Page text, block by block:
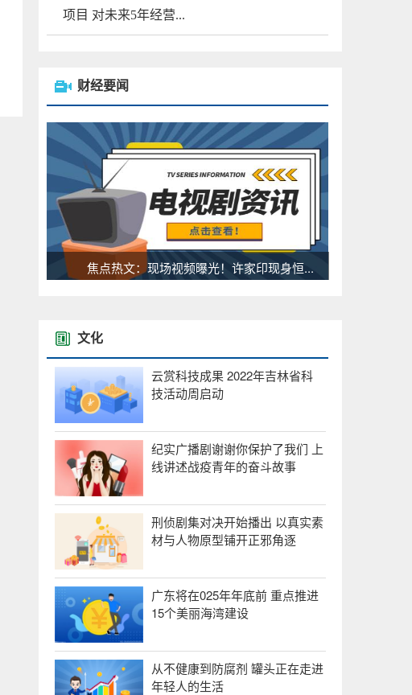
项目 对未来5年经营...
财经要闻
焦点热文：现场视频曝光！许家印现身恒...
文化
云赏科技成果 2022年吉林省科
技活动周启动
纪实广播剧谢谢你保护了我们 上
线讲述战疫青年的奋斗故事
刑侦剧集对决开始播出 以真实素
材与人物原型铺开正邪角逐
广东将在025年年底前 重点推进
15个美丽海湾建设
从不健康到防腐剂 罐头正在走进
年轻人的生活